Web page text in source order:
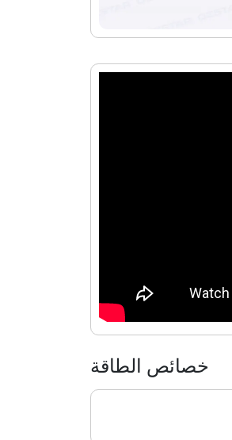
خصائص الطاقة